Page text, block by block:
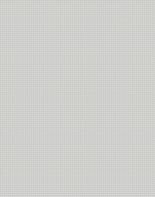
6.6 kg 50m
8.17 kg 50m
10.19 kg 50m
11.59 kg 50m